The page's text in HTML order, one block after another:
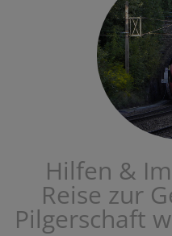
Hilfen &
Reise zur
Pilgerschaft